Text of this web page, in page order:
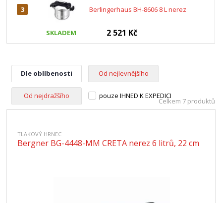
3 Berlingerhaus BH-8606 8 L nerez
SKLADEM 2 521 Kč
Dle oblíbenosti Od nejlevnějšího
Od nejdražšího pouze IHNED K EXPEDICI
Celkem 7 produktů
TLAKOVÝ HRNEC
Bergner BG-4448-MM CRETA nerez 6 litrů, 22 cm